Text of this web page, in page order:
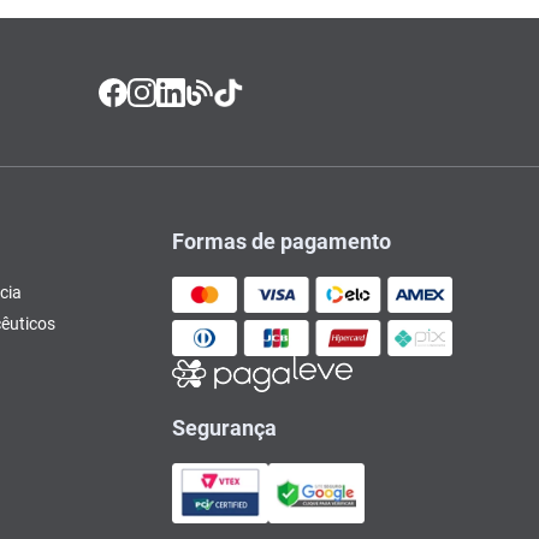
Formas de pagamento
Segurança